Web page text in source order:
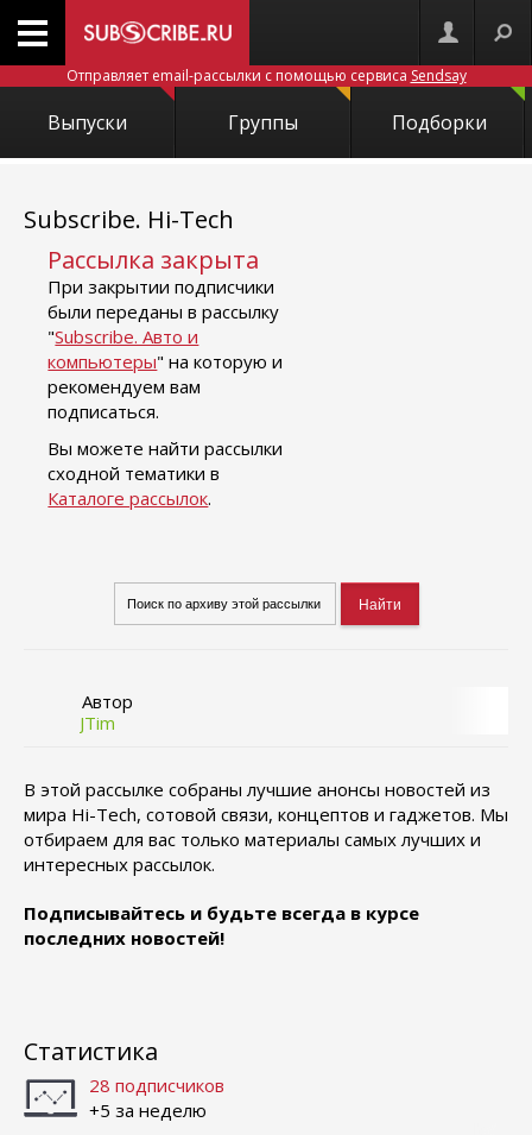
Отправляет email-рассылки с помощью сервиса Sendsay
Выпуски Группы Подборки
Subscribe. Hi-Tech
Рассылка закрыта
При закрытии подписчики
были переданы в рассылку
"Subscribe. Авто и
компьютеры" на которую и
рекомендуем вам
подписаться.
Вы можете найти рассылки
сходной тематики в
Каталоге рассылок.
Автор
JTim
В этой рассылке собраны лучшие анонсы новостей из
мира Hi-Tech, сотовой связи, концептов и гаджетов. Мы
отбираем для вас только материалы самых лучших и
интересных рассылок.
Подписывайтесь и будьте всегда в курсе
последних новостей!
Статистика
28 подписчиков
+5 за неделю